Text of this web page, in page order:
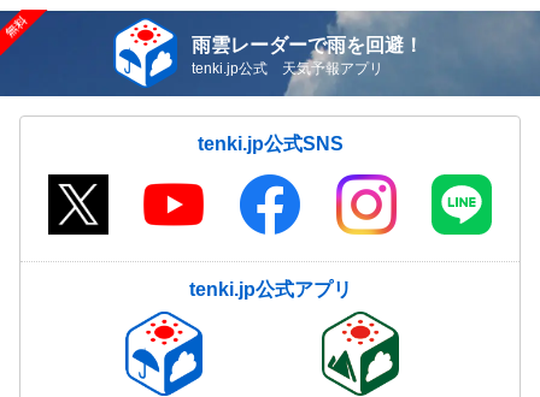
雨雲レーダーで雨を回避！
tenki.jp公式 天気予報アプリ
tenki.jp公式SNS
tenki.jp公式アプリ